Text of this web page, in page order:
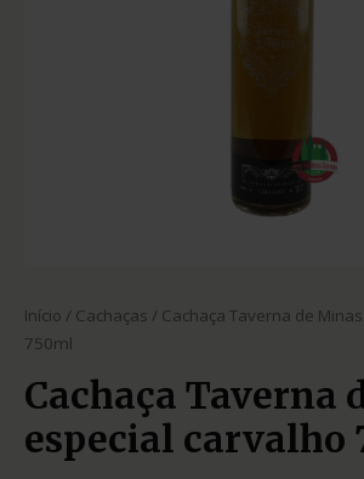
Início / Cachaças / Cachaça Taverna de
750ml
Cachaça Taverna
especial carvalho